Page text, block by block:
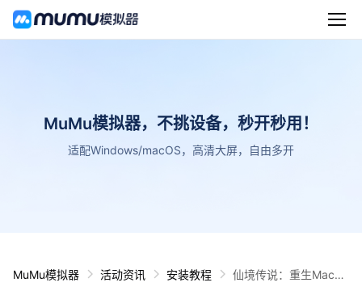
MuMu模拟器，不挑设备，秒开秒用！
适配Windows/macOS，高清大屏，自由多开
MuMu模拟器 活动资讯 安装教程
仙境传说：重生Mac电